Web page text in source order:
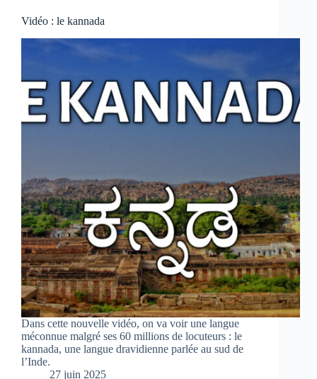
Vidéo : le kannada
Dans cette nouvelle vidéo, on va voir une langue
méconnue malgré ses 60 millions de locuteurs : le
kannada, une langue dravidienne parlée au sud de
l’Inde.
27 juin 2025